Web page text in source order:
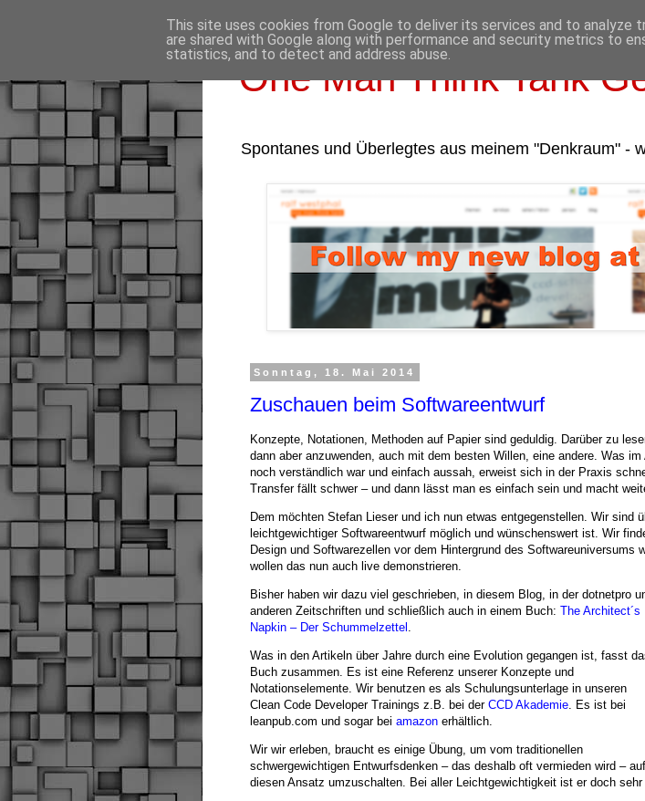
One Man Think Tank
Spontanes und Überlegtes aus meinem "Denkraum" -
Sonntag, 18. Mai 2014
Zuschauen beim Softwareentwurf
Konzepte, Notationen, Methoden auf Papier sind geduldig. Darüber zu
dann aber anzuwenden, auch mit dem besten Willen, eine andere. Was
noch verständlich war und einfach aussah, erweist sich in der Praxis
Transfer fällt schwer – und dann lässt man es einfach sein und macht
Dem möchten Stefan Lieser und ich nun etwas entgegenstellen. Wir sind
leichtgewichtiger Softwareentwurf möglich und wünschenswert ist. Wir
Design und Softwarezellen vor dem Hintergrund des Softwareuniversums
wollen das nun auch live demonstrieren.
Bisher haben wir dazu viel geschrieben, in diesem Blog, in der dotnetpro
anderen Zeitschriften und schließlich auch in einem Buch: The Architect´s
Napkin – Der Schummelzettel .
Was in den Artikeln über Jahre durch eine Evolution gegangen ist, fasst
Buch zusammen. Es ist eine Referenz unserer Konzepte und
Notationselemente. Wir benutzen es als Schulungsunterlage in unseren
Clean Code Developer Trainings z.B. bei der CCD Akademie. Es ist bei
leanpub.com und sogar bei amazon erhältlich.
Wir wir erleben, braucht es einige Übung, um vom traditionellen
schwergewichtigen Entwurfsdenken – das deshalb oft vermieden wird – auf
diesen Ansatz umzuschalten. Bei aller Leichtgewichtigkeit ist er doch sehr
This site uses cookies from Google to deliver its services and to analyze
are shared with Google along with performance and security metrics to
statistics, and to detect and address abuse.